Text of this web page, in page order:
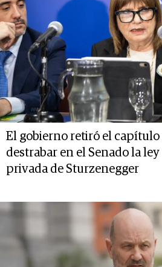
El gobierno retiró el capítulo
destrabar en el Senado la
privada de Sturzenegger